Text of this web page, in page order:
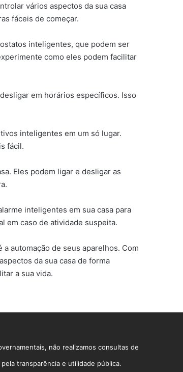
vários aspectos da sua casa
fáceis de começar.
inteligentes, que podem ser
como eles podem facilitar
em horários específicos. Isso
inteligentes em um só lugar.
fácil.
Eles podem ligar e desligar as
inteligentes em sua casa para
em caso de atividade suspeita.
automação de seus aparelhos. Com
da sua casa de forma
a sua vida.
não realizamos consultas de
transparência e utilidade pública.